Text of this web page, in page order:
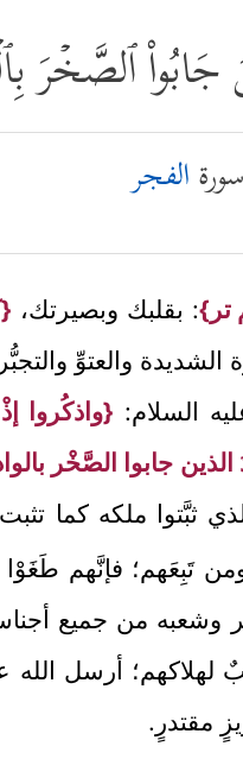
ٱلصَّخۡرَ
سورةالفجر
تر}: بقلبك وبصيرتك،
الشديدة والعتوِّ
السلام: {واذكُروا
جابوا الصَّخْر
ثبَّتوا ملكه كما تثبت
تَبِعَهم؛ فإنَّهم طَغَوْا
وشعبه من جميع
لهلاكهم؛ أرسل
مقتدرٍ.